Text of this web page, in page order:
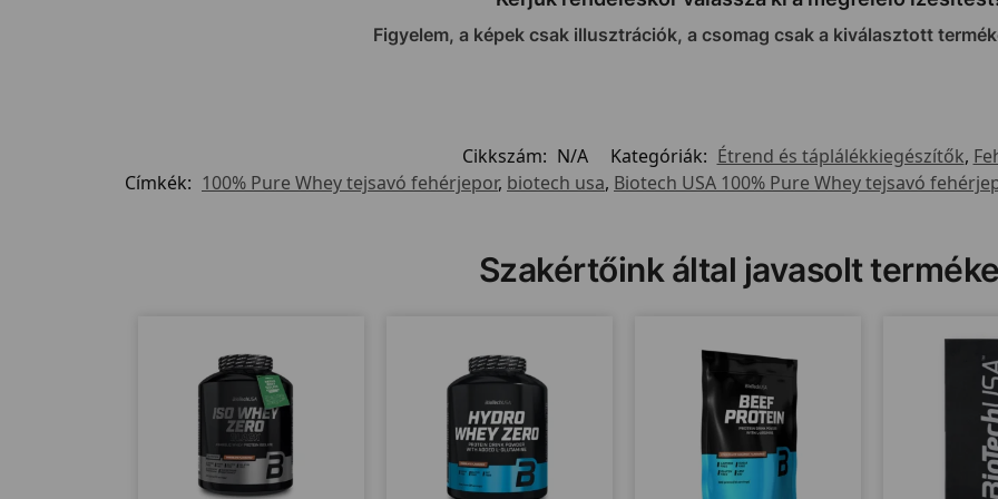
Figyelem, a képek csak illusztrációk, a csomag csak a kiválasztott
Cikkszám: N/A Kategóriák: Étrend és táplálékkiegészítők,
Címkék: 100% Pure Whey tejsavó fehérjepor, biotech usa, Biotech USA 100% Pure Whey tejsavó
Szakértőink által javasolt